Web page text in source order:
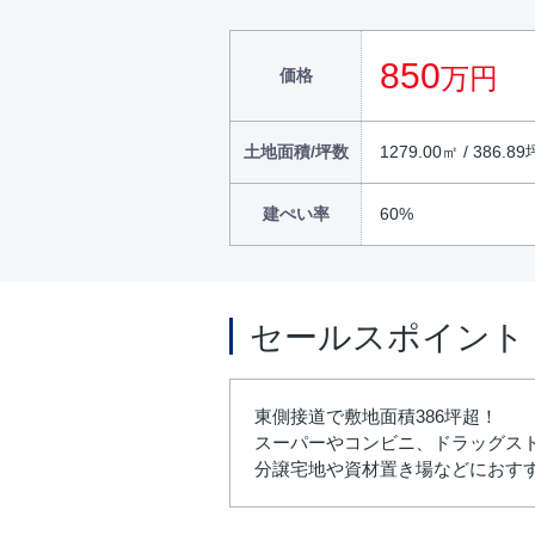
価格 850万円
土地面積/坪数 1279.00㎡ / 386.89
建ぺい率 60%
セールスポイント
東側接道で敷地面積386坪超！
スーパーやコンビニ、ドラッグス
分譲宅地や資材置き場などにおす